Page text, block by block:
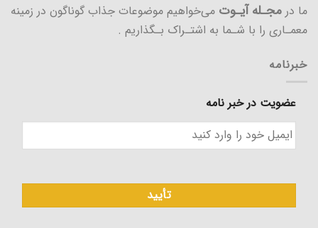
ما در مجـله آیـوت می‌خواهیم موضوعات جذاب گوناگون در زمینه
معمـاری را با شـما به اشتـراک بـگذاریم .
خبرنامه
عضویت در خبر نامه